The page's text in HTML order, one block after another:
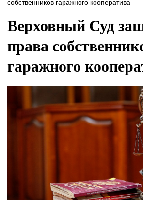
собственников гаражного кооператива
Верховный Суд
права
гаражного